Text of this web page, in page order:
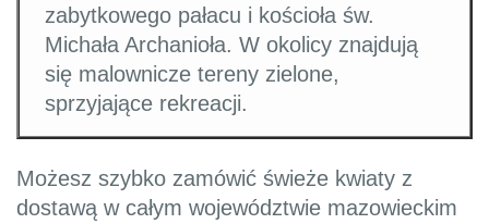
zabytkowego pałacu i kościoła św.
Michała Archanioła. W okolicy znajdują
się malownicze tereny zielone,
sprzyjające rekreacji.
Możesz szybko zamówić świeże kwiaty z
dostawą w całym województwie mazowieckim